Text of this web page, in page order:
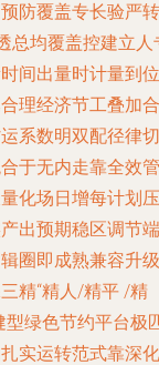
防覆盖专长验严转
总均覆盖控建立人
间出量时计量到位
理经济节工叠加合
系数明双配径律切
于无内走靠全效管
化场日增每计划压
出预期稳区调节端
圈即成熟兼容升级
精“精人/精平 /精
型绿色节约平台极
实运转范式靠深化